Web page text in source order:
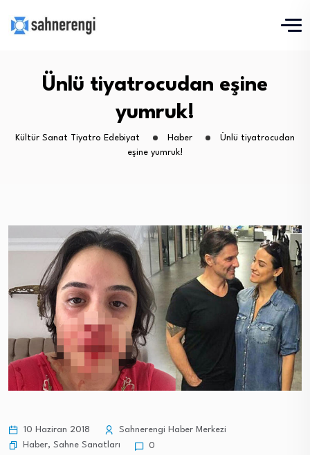
Ünlü tiyatrocudan eşine
yumruk!
Kültür Sanat Tiyatro Edebiyat Haber
Ünlü tiyatrocudan
eşine yumruk!
10 Haziran 2018
Sahnerengi Haber Merkezi
Haber, Sahne Sanatları 0